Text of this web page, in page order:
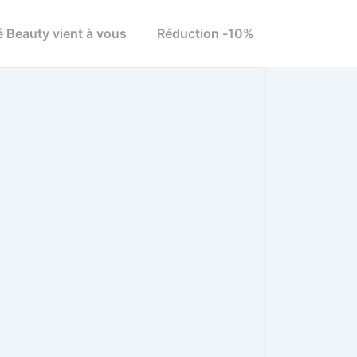
Beauty vient à vous Réduction -10%